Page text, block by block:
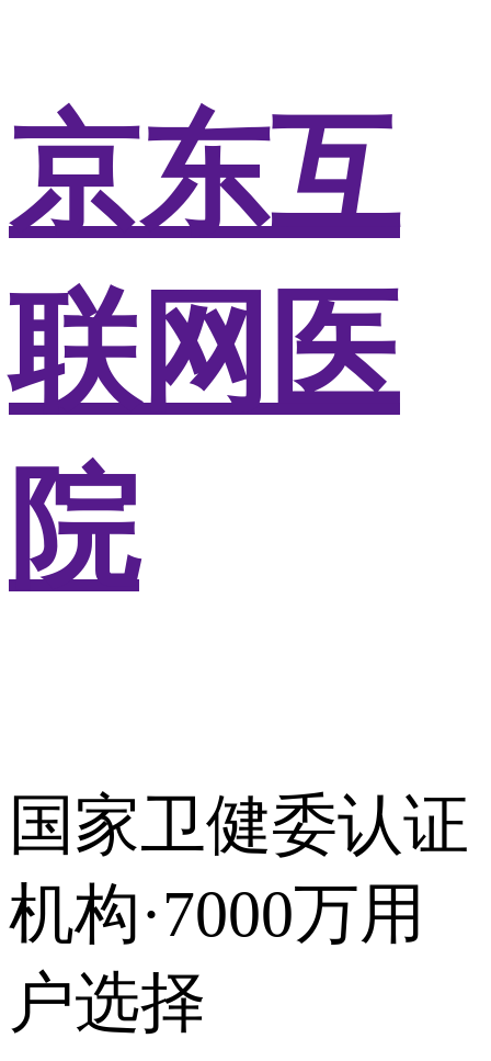
京东互
联网医
院
国家卫健委认证
机构·7000万用
户选择